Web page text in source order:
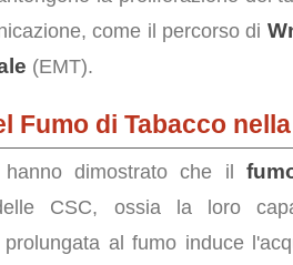
come il percorso di
(EMT).
Fumo di Tabacco
dimostrato che il
CSC, ossia la loro
prolungata al fumo induce